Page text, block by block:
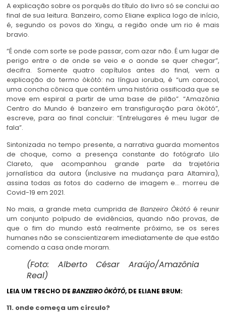
A explicação sobre os porquês do título do livro só se conclui ao
final de sua leitura. Banzeiro, como Eliane explica logo de início,
é, segundo os povos do Xingu, a região onde um rio é mais
bravio.
“É onde com sorte se pode passar, com azar não. É um lugar de
perigo entre o de onde se veio e o aonde se quer chegar”,
decifra. Somente quatro capítulos antes do final, vem a
explicação do termo òkòtó: na língua ioruba, é “um caracol,
uma concha cônica que contém uma história ossificada que se
move em espiral a partir de uma base de pilão”. “Amazônia
Centro do Mundo é banzeiro em transfiguração para òkòtó”,
escreve, para ao final concluir: “Entrelugares é meu lugar de
fala”.
Sintonizada no tempo presente, a narrativa guarda momentos
de choque, como a presença constante do fotógrafo Lilo
Clareto, que acompanhou grande parte da trajetória
jornalística da autora (inclusive na mudança para Altamira),
assina todas as fotos do caderno de imagem e… morreu de
Covid-19 em 2021.
No mais, a grande meta cumprida deBanzeiro Òkòtó é reunir
um conjunto polpudo de evidências, quando não provas, de
que o fim do mundo está realmente próximo, se os seres
humanes não se conscientizarem imediatamente de que estão
comendo a casa onde moram.
(Foto: Alberto César Araújo/Amazônia
Real)
LEIA UM TRECHO DE BANZEIRO ÒKÒTÓ, DE ELIANE BRUM:
11. onde começa um círculo?